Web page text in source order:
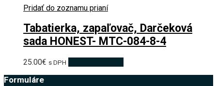
Pridať do zoznamu prianí
Tabatierka, zapaľovač, Darčeková
sada HONEST- MTC-084-8-4
25.00€ s DPH
Formuláre